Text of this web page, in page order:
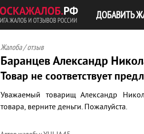
ДОБАВИТЬ
Жалоба / отзыв
Баранцев Александр
Товар не соответствует
Уважаемый товарищ Александр
товара, верните деньги. Пожалуйста.